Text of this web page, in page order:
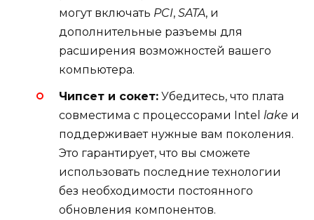
могут включать PCI, SATA, и
дополнительные разъемы для
расширения возможностей вашего
компьютера.
Чипсет и сокет: Убедитесь, что плата
совместима с процессорами Intel lake и
поддерживает нужные вам поколения.
Это гарантирует, что вы сможете
использовать последние технологии
без необходимости постоянного
обновления компонентов.